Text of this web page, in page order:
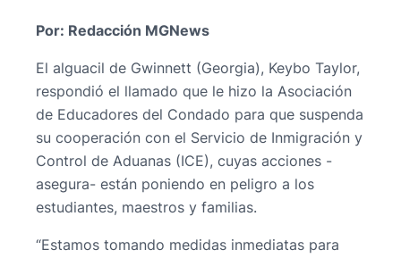
Por: Redacción MGNews
El alguacil de Gwinnett (Georgia), Keybo Taylor,
respondió el llamado que le hizo la Asociación
de Educadores del Condado para que suspenda
su cooperación con el Servicio de Inmigración y
Control de Aduanas (ICE), cuyas acciones -
asegura- están poniendo en peligro a los
estudiantes, maestros y familias.
“Estamos tomando medidas inmediatas para